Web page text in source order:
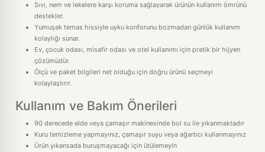
Sıvı, nem ve lekelere karşı koruma sağlayarak ürünün kullanım ömrünü
destekler.
Yumuşak temas hissiyle uyku konforunu bozmadan günlük kullanım
kolaylığı sunar.
Ev, çocuk odası, misafir odası ve otel kullanımı için pratik bir hijyen
çözümüdür.
Ölçü ve paket bilgileri net olduğu için doğru ürünü seçmeyi
kolaylaştırır.
Kullanım ve Bakım Önerileri
90 derecede elde veya çamaşır makinesinde bol su ile yıkanmaktadır
Kuru temizleme yapmayınız, çamaşır suyu veya ağartıcı kullanmayınız
Ürün yıkansada buruşmayacağı için ütülemeyin